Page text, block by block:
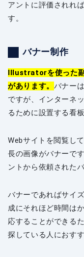
アントに評価されれ
す。
バナー制作
Illustratorを使った
があります。 バナー
ですが、インターネ
るために設置する看
Webサイトを閲覧し
長の画像がバナーで
ントから依頼された
バナーであればサイ
成にそれほど時間は
応することができる
探している人におすす